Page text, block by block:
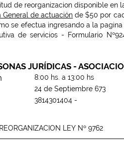
de reorganizacion disponible en
General de actuación de $50 por
se efectua ingresando a la
de servicios - Formulario
JURÍDICAS -
8:00 hs. a 13:00 hs
24 de Septiembre 673
3814301404 -
LEY Nº 9762